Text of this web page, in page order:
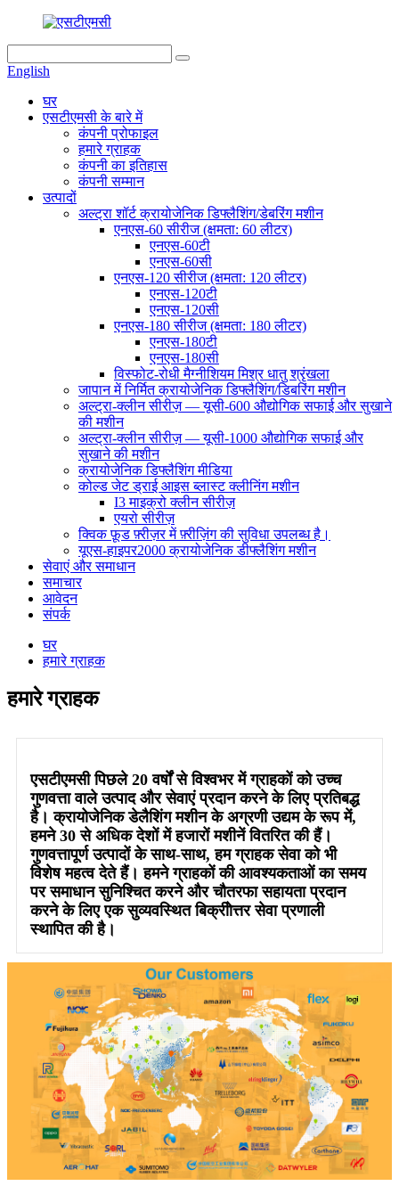
English
घर
एसटीएमसी के बारे में
कंपनी प्रोफाइल
हमारे ग्राहक
कंपनी का इतिहास
कंपनी सम्मान
उत्पादों
अल्ट्रा शॉर्ट क्रायोजेनिक डिफ्लैशिंग/डेबरिंग मशीन
एनएस-60 सीरीज (क्षमता: 60 लीटर)
एनएस-60टी
एनएस-60सी
एनएस-120 सीरीज (क्षमता: 120 लीटर)
एनएस-120टी
एनएस-120सी
एनएस-180 सीरीज (क्षमता: 180 लीटर)
एनएस-180टी
एनएस-180सी
विस्फोट-रोधी मैग्नीशियम मिश्र धातु श्रृंखला
जापान में निर्मित क्रायोजेनिक डिफ्लैशिंग/डिबरिंग मशीन
अल्ट्रा-क्लीन सीरीज़ — यूसी-600 औद्योगिक सफाई और सुखाने
की मशीन
अल्ट्रा-क्लीन सीरीज़ — यूसी-1000 औद्योगिक सफाई और
सुखाने की मशीन
क्रायोजेनिक डिफ्लैशिंग मीडिया
कोल्ड जेट ड्राई आइस ब्लास्ट क्लीनिंग मशीन
I3 माइक्रो क्लीन सीरीज़
एयरो सीरीज़
क्विक फ़ूड फ़्रीज़र में फ़्रीज़िंग की सुविधा उपलब्ध है।
यूएस-हाइपर2000 क्रायोजेनिक डीफ्लैशिंग मशीन
सेवाएं और समाधान
समाचार
आवेदन
संपर्क
घर
हमारे ग्राहक
हमारे ग्राहक
एसटीएमसी पिछले 20 वर्षों से विश्वभर में ग्राहकों को उच्च
गुणवत्ता वाले उत्पाद और सेवाएं प्रदान करने के लिए प्रतिबद्ध
है। क्रायोजेनिक डेलैशिंग मशीन के अग्रणी उद्यम के रूप में,
हमने 30 से अधिक देशों में हजारों मशीनें वितरित की हैं।
गुणवत्तापूर्ण उत्पादों के साथ-साथ, हम ग्राहक सेवा को भी
विशेष महत्व देते हैं। हमने ग्राहकों की आवश्यकताओं का समय
पर समाधान सुनिश्चित करने और चौतरफा सहायता प्रदान
करने के लिए एक सुव्यवस्थित बिक्रीोत्तर सेवा प्रणाली
स्थापित की है।